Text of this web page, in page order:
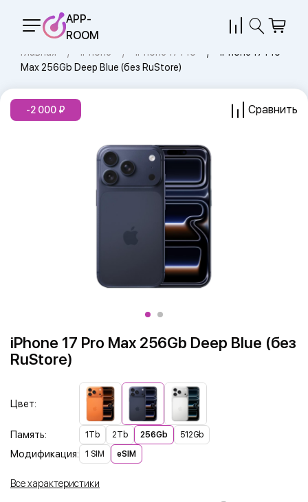
APP-
ROOM
Главная iPhone iPhone 17 Pro
iPhone 17 Pro
Max 256Gb Deep Blue (без RuStore)
iPhone 17 Pro Max 256Gb Deep Blue (без
RuStore)
-2 000 Сравнить
Цвет:
Память: 1Tb 2Tb 256Gb 512Gb
Модификация: 1 SIM eSIM
Все характеристики